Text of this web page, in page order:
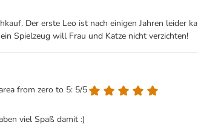
Der erste Leo ist nach einigen Jahren
Spielzeug will Frau und Katze nicht verzichten!
from zero to 5: 5/5
viel Spaß damit :)